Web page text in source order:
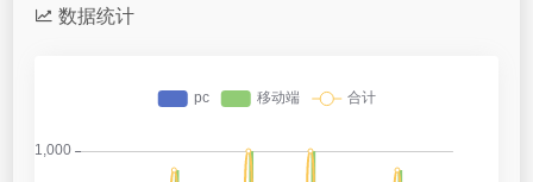
数据统计